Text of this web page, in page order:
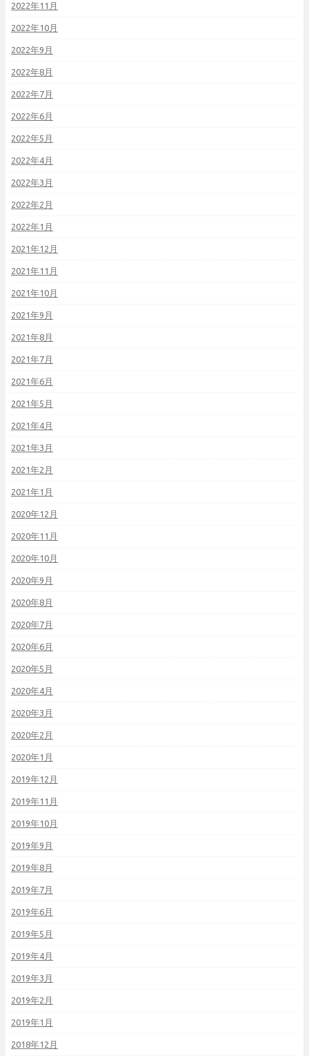
2022年11月
2022年10月
2022年9月
2022年8月
2022年7月
2022年6月
2022年5月
2022年4月
2022年3月
2022年2月
2022年1月
2021年12月
2021年11月
2021年10月
2021年9月
2021年8月
2021年7月
2021年6月
2021年5月
2021年4月
2021年3月
2021年2月
2021年1月
2020年12月
2020年11月
2020年10月
2020年9月
2020年8月
2020年7月
2020年6月
2020年5月
2020年4月
2020年3月
2020年2月
2020年1月
2019年12月
2019年11月
2019年10月
2019年9月
2019年8月
2019年7月
2019年6月
2019年5月
2019年4月
2019年3月
2019年2月
2019年1月
2018年12月